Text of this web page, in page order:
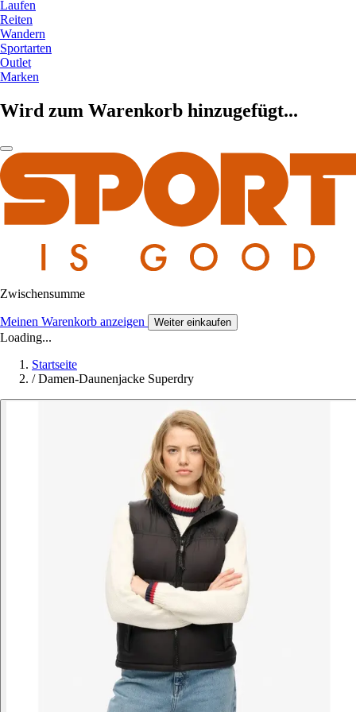
Laufen
Reiten
Wandern
Sportarten
Outlet
Marken
Wird zum Warenkorb hinzugefügt...
Zwischensumme
Meinen Warenkorb anzeigen Weiter einkaufen
Loading...
Startseite
/ Damen-Daunenjacke Superdry